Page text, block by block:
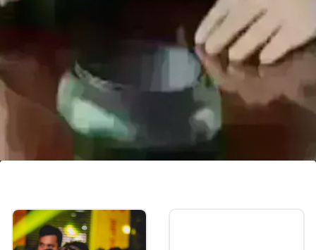
नीलिमा सिंह मूल रूप से मध्य प्रदेश के सतना की रहने वाली हैं।
वह 2014 में जज बनी हैं, पहली बार वो दुर्ग की अदालत की जज